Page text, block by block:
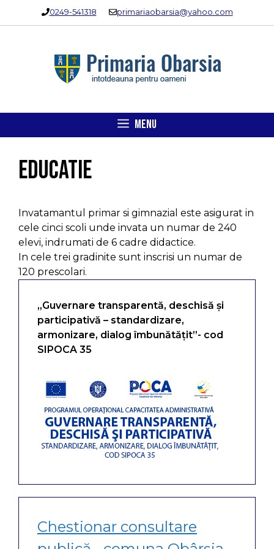
0249-541318 primariaobarsia@yahoo.com
MENU
Educatie
Invatamantul primar si gimnazial este asigurat in
cele cinci scoli unde invata un numar de 240
elevi, indrumati de 6 cadre didactice.
In cele trei gradinite sunt inscrisi un numar de
120 prescolari.
„Guvernare transparentă, deschisă și
participativă – standardizare,
armonizare, dialog îmbunătățit”- cod
SIPOCA 35
Chestionar consultare